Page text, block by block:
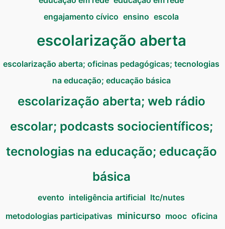
engajamento cívico ensino escola
escolarização aberta
escolarização aberta; oficinas pedagógicas; tecnologias
na educação; educação básica
escolarização aberta; web rádio
escolar; podcasts sociocientíficos;
tecnologias na educação; educação
básica
evento inteligência artificial ltc/nutes
metodologias participativas minicurso mooc oficina